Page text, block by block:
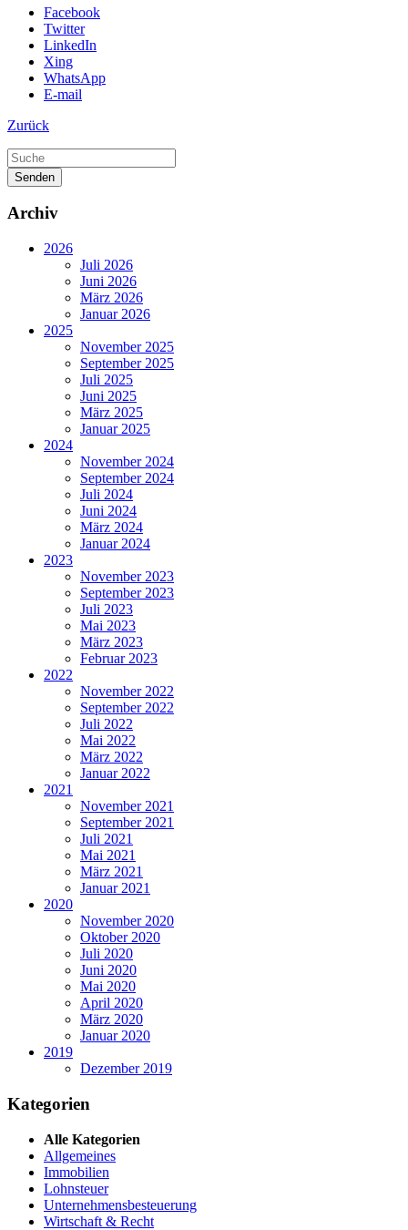
Facebook
Twitter
LinkedIn
Xing
WhatsApp
E-mail
Zurück
Senden
Archiv
2026
Juli 2026
Juni 2026
März 2026
Januar 2026
2025
November 2025
September 2025
Juli 2025
Juni 2025
März 2025
Januar 2025
2024
November 2024
September 2024
Juli 2024
Juni 2024
März 2024
Januar 2024
2023
November 2023
September 2023
Juli 2023
Mai 2023
März 2023
Februar 2023
2022
November 2022
September 2022
Juli 2022
Mai 2022
März 2022
Januar 2022
2021
November 2021
September 2021
Juli 2021
Mai 2021
März 2021
Januar 2021
2020
November 2020
Oktober 2020
Juli 2020
Juni 2020
Mai 2020
April 2020
März 2020
Januar 2020
2019
Dezember 2019
Kategorien
Alle Kategorien
Allgemeines
Immobilien
Lohnsteuer
Unternehmensbesteuerung
Wirtschaft & Recht